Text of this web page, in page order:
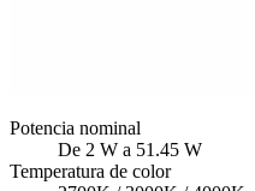
Potencia nominal
De 2 W a 51.45 W
Temperatura de color